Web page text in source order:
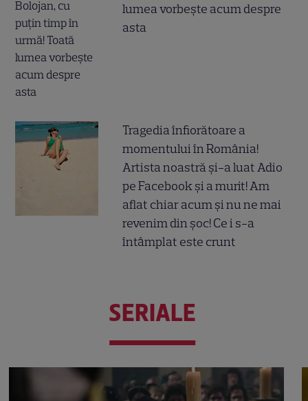
lumea vorbește acum despre
asta
Tragedia înfiorătoare a
momentului în România!
Artista noastră și-a luat Adio
pe Facebook și a murit! Am
aflat chiar acum și nu ne mai
revenim din șoc! Ce i s-a
întâmplat este crunt
SERIALE